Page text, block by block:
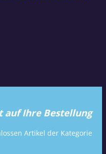
auf Ihre Bestellung
Artikel der Kategorie